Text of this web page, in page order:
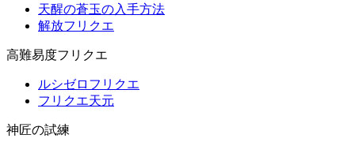
天醒の蒼玉の入手方法
解放フリクエ
高難易度フリクエ
ルシゼロフリクエ
フリクエ天元
神匠の試練